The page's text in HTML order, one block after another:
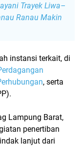
Trayek Liwa–
Ranau Makin
instansi terkait, di
, serta
.
Lampung Barat,
penertiban
lanjut dari